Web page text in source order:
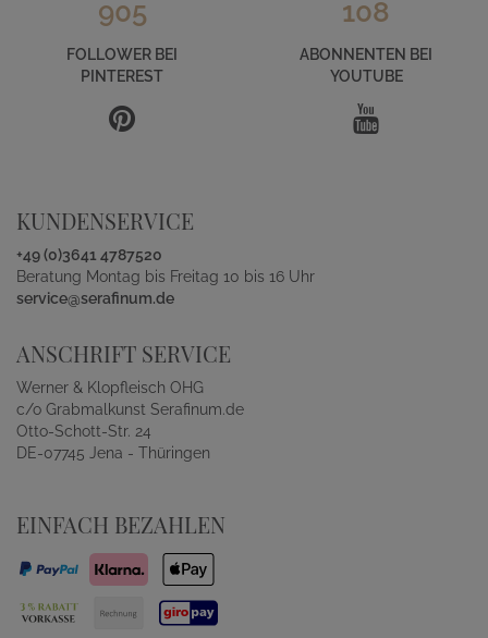
905
FOLLOWER BEI
PINTEREST
108
ABONNENTEN BEI
YOUTUBE
KUNDENSERVICE
+49 (0)3641 4787520
Beratung Montag bis Freitag 10 bis 16 Uhr
service@serafinum.de
ANSCHRIFT SERVICE
Werner & Klopfleisch OHG
c/o Grabmalkunst Serafinum.de
Otto-Schott-Str. 24
DE-07745 Jena - Thüringen
EINFACH BEZAHLEN